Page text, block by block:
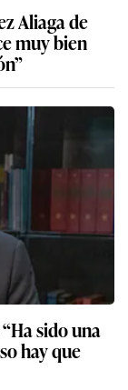
Aliaga de
muy bien
sido una
hay que